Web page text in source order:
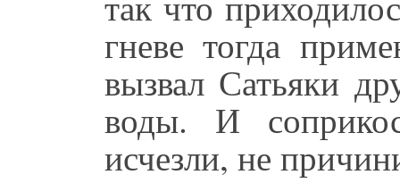
гневе тогда
вызвал Сатьяки
воды. И
исчезли, не